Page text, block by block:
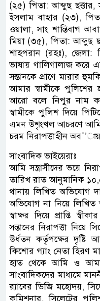
(২৫) পিতা: আব্দুছ ছত্তার,
ইসলাম বাহার (২৩),
ওয়ালা, সাং শান্তিবাগ
মিয়া (৩৫), পিতা: আব্দুছ
শাহপরান (রহঃ), জেলা:
ভাষায় গালিগালাজ করে
সন্তানকে প্রাণে মারার
আমার স্বামীকে পুলিশের
আরো বলে নিপুর নাম
স্বামীকে পুলিশ দিয়ে
এমন উশৃংখল আচরণে আমি
চরম নিরাপত্তাহীন
সাংবাদিক ভাইয়েরাঃ
আমি সন্ত্রাসীদের ভয়ে
তারিখ রাত আনুমানিক
থানায় লিখিত অভিযোগ
অভিযোগ না নিয়ে লিখিত
স্বাক্ষর দিয়ে প্রাপ্তি
সন্তানের নিরাপত্তা
উর্ধতন কর্তৃপক্ষের দৃষ্টি
কিশোর গ্যাং নেতা হিরণ
হাত থেকে আমি ও
সাংবাদিকদের মাধ্যমে
র‌্যাবের ডিজি মহোদয়,
কমিশনার, সিলেটের